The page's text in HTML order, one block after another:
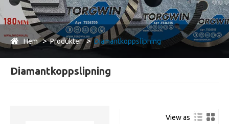
Hem Produkter Diamantkoppslipning
Diamantkoppslipning
View as